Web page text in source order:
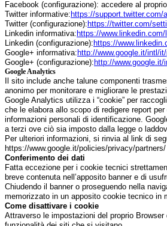
Facebook (configurazione): accedere al
Twitter informative: https://support.twitter.com/
Twitter (configurazione): https://twitter.com/
Linkedin informativa: https://
Linkedin (configurazione): https://
Google+ informativa: http://www.google.it/intl/
Google+ (configurazione): http://
Google Analytics
Il sito include anche talune componenti
anonimo per monitorare e migliorare le
Google Analytics utilizza i “cookie” per
che le elabora allo scopo di redigere report
informazioni personali di identificazione.
a terzi ove ciò sia imposto dalla legge o
Per ulteriori informazioni, si rinvia al link di
https://www.google.it/policies/privacy/partners/
Conferimento dei dati
Fatta eccezione per i cookie tecnici
breve contenuta nell’apposito banner e di
Chiudendo il banner o proseguendo nella
memorizzato in un apposito cookie tecnico in
Come disattivare i cookie
Attraverso le impostazioni del proprio